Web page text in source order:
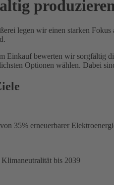
legen wir einen starken
Einkauf bewerten wir sorgfältig
Optionen wählen. Dabei
35% erneuerbarer
bis 2039